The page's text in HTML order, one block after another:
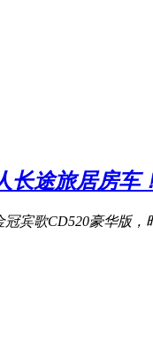
长途旅居房车
宾歌CD520豪华版